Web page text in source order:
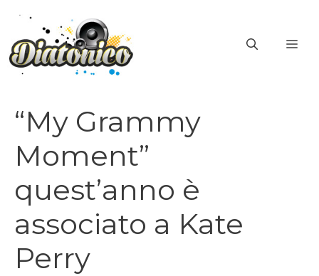
contenuto
“My Grammy
Moment”
quest’anno è
associato a Kate
Perry